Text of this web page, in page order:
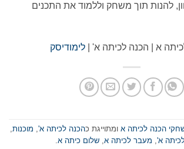
להנות תוך משחק וללמוד את התכנים
א | הכנה לכיתה א' | לימודיסק
הכנה לכיתה א ומתוייגת כהכנה לכיתה א' מוכנות
א' מעבר לכיתה א ,שלום כיתה א